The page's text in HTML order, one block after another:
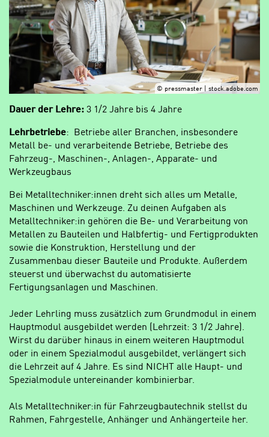
© pressmaster | stock.adobe.com
Dauer der Lehre: 3 1/2 Jahre bis 4 Jahre
Lehrbetriebe: Betriebe aller Branchen, insbesondere
Metall be- und verarbeitende Betriebe, Betriebe des
Fahrzeug-, Maschinen-, Anlagen-, Apparate- und
Werkzeugbaus
Bei Metalltechniker:innen dreht sich alles um Metalle,
Maschinen und Werkzeuge. Zu deinen Aufgaben als
Metalltechniker:in gehören die Be- und Verarbeitung von
Metallen zu Bauteilen und Halbfertig- und Fertigprodukten
sowie die Konstruktion, Herstellung und der
Zusammenbau dieser Bauteile und Produkte. Außerdem
steuerst und überwachst du automatisierte
Fertigungsanlagen und Maschinen.
Jeder Lehrling muss zusätzlich zum Grundmodul in einem
Hauptmodul ausgebildet werden (Lehrzeit: 3 1/2 Jahre).
Wirst du darüber hinaus in einem weiteren Hauptmodul
oder in einem Spezialmodul ausgebildet, verlängert sich
die Lehrzeit auf 4 Jahre. Es sind NICHT alle Haupt- und
Spezialmodule untereinander kombinierbar.
Als Metalltechniker:in für Fahrzeugbautechnik stellst du
Rahmen, Fahrgestelle, Anhänger und Anhängerteile her.